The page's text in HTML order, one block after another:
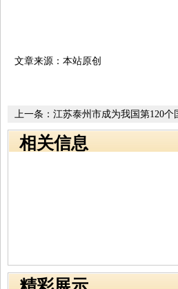
文章来源：本站原创
上一条： 江苏泰州市成为我国第120个
城
相关信息